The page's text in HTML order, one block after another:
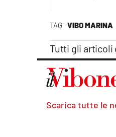
TAG VIBO MARINA
Tutti gli articoli
Scarica tutte le